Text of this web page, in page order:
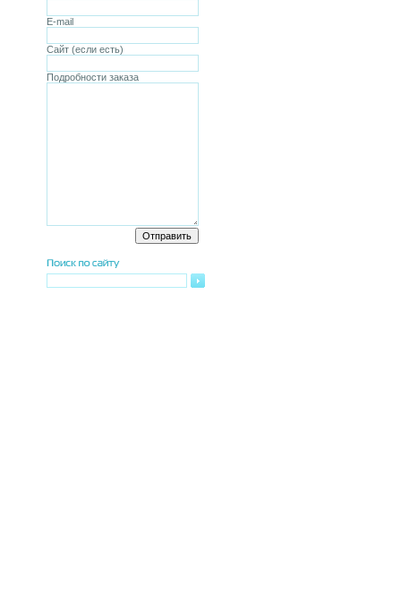
E-mail
Сайт (если есть)
Подробности заказа